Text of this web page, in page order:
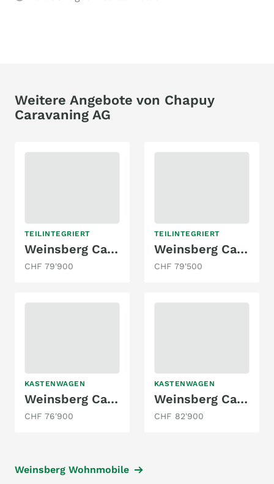
Weitere Angebote von Chapuy
Caravaning AG
TEILINTEGRIERT
Weinsberg CaraSuite 650 MF
CHF 79'900
TEILINTEGRIERT
Weinsberg CaraCompact 600 MF
CHF 79'500
KASTENWAGEN
Weinsberg CaraTour 630 MEG
CHF 76'900
KASTENWAGEN
Weinsberg CaraBus Grey 600 MQ
CHF 82'900
Weinsberg Wohnmobile